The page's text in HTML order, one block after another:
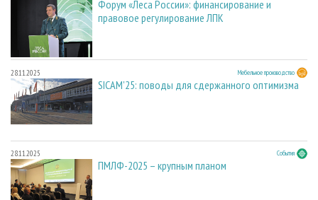
Форум «Леса России»: финансирование и
правовое регулирование ЛПК
28.11.2025 Мебельное производство
SICAM'25: поводы для сдержанного оптимизма
28.11.2025 События
ПМЛФ-2025 – крупным планом